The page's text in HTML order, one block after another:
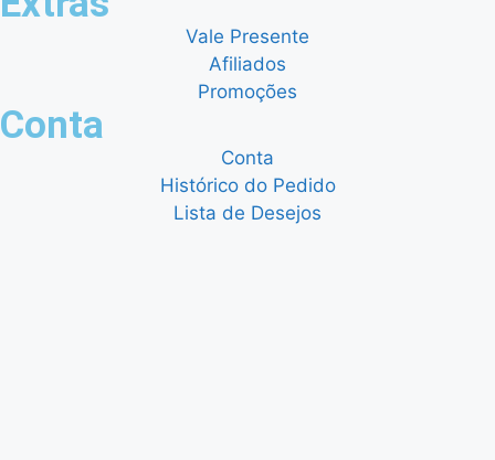
Vale Presente
Afiliados
Promoções
Conta
Conta
Histórico do Pedido
Lista de Desejos